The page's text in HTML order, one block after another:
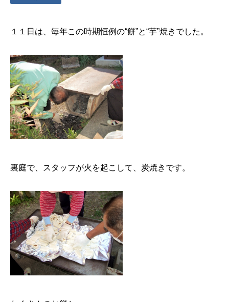
１１日は、毎年この時期恒例の“餅”と“芋”焼きでした。
裏庭で、スタッフが火を起こして、炭焼きです。